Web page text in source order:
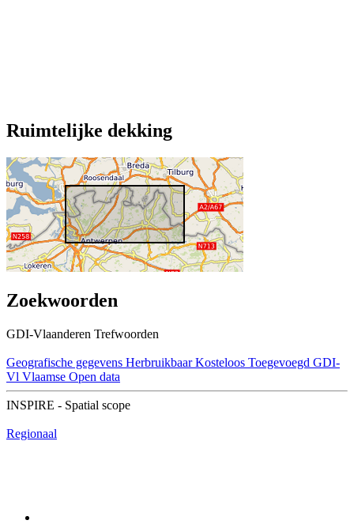
Ruimtelijke dekking
Zoekwoorden
GDI-Vlaanderen Trefwoorden
Geografische gegevens Herbruikbaar Kosteloos Toegevoegd GDI-
Vl Vlaamse Open data
INSPIRE - Spatial scope
Regionaal